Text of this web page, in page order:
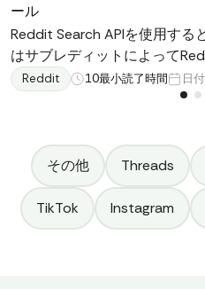
ール
Reddit Search APIを使用する
はサブレディットによって
す。主要な機能、ツール、お
方を探ります。
Reddit 10最小読了時間 日
その他 Threads
TikTok Instagram